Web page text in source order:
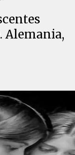
Alemania,